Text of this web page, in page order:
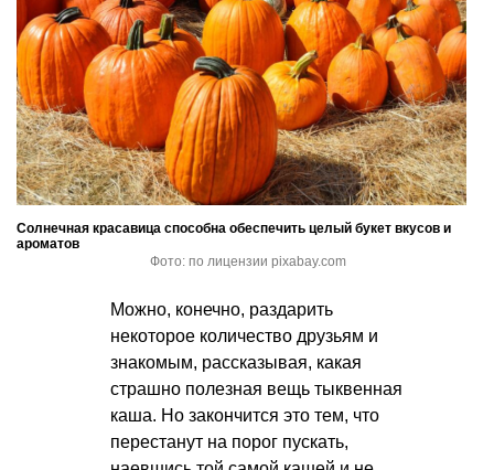
Солнечная красавица способна обеспечить целый букет вкусов и
ароматов
Фото: по лицензии pixabay.com
Можно, конечно, раздарить
некоторое количество друзьям и
знакомым, рассказывая, какая
страшно полезная вещь тыквенная
каша. Но закончится это тем, что
перестанут на порог пускать,